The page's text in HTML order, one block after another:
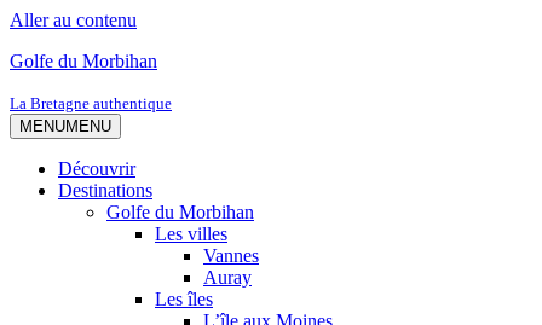
Aller au contenu
Golfe du Morbihan
La Bretagne authentique
MENUMENU
Découvrir
Destinations
Golfe du Morbihan
Les villes
Vannes
Auray
Les îles
L’île aux Moines